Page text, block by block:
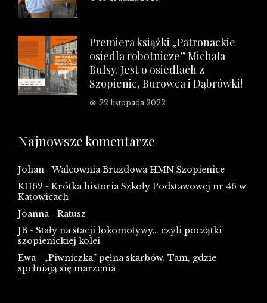
Premiera książki „Patronackie
osiedla robotnicze” Michała
Bulsy. Jest o osiedlach z
Szopienic, Burowca i Dąbrówki!
22 listopada 2022
Najnowsze komentarze
Johan -Walcownia Bruzdowa HMN Szopienice
KH62 - Krótka historia Szkoły Podstawowej nr 46 w
Katowicach
Joanna- Ratusz
JB - Stały na stacji lokomotywy… czyli początki
szopienickiej kolei
Ewa- „Piwniczka” pełna skarbów. Tam, gdzie
spełniają się marzenia